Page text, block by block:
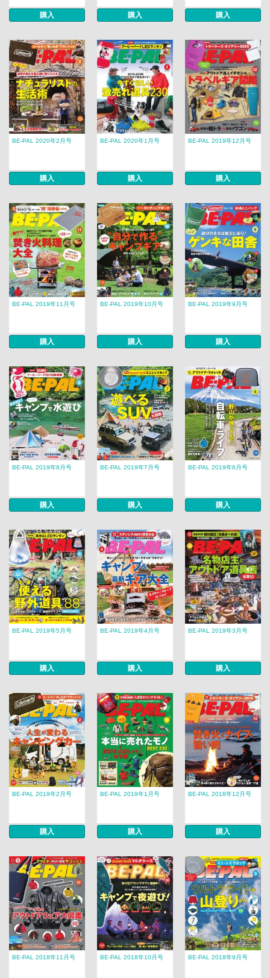
購入 購入 購入
BE-PAL 2020年2月号
購入
BE-PAL 2020年1月号
購入
BE-PAL 2019年12月号
購入
BE-PAL 2019年11月号
購入
BE-PAL 2019年10月号
購入
BE-PAL 2019年9月号
購入
BE-PAL 2019年8月号
購入
BE-PAL 2019年7月号
購入
BE-PAL 2019年6月号
購入
BE-PAL 2019年5月号
購入
BE-PAL 2019年4月号
購入
BE-PAL 2019年3月号
購入
BE-PAL 2019年2月号
購入
BE-PAL 2019年1月号
購入
BE-PAL 2018年12月号
購入
BE-PAL 2018年11月号 BE-PAL 2018年10月号 BE-PAL 2018年9月号